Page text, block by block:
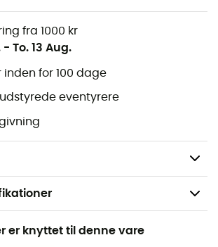
fra 1000 kr
- To. 13 Aug.
inden for 100 dage
udstyrede eventyrere
til at opbevare dit bestik
en ventilpatron fra Jetboil, Primus,
Optimus (patron ikke inkluderet)
104 x 180 mm
/ Rejse / Bjergbestigning /
er knyttet til denne vare